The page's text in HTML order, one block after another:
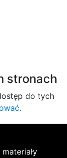
stronach
do tych